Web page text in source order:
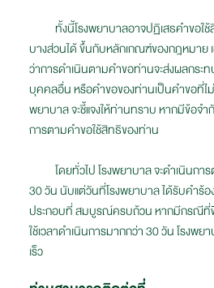
ทั้งนี้โรงพยาบาลอาจปฏิเสธคำขอใ
บางส่วนได้ ขึ้นกับหลักเกณฑ์ของกฎหมาย
ว่าการดำเนินตามคำขอท่านจะส่งผลกระ
บุคคลอื่น หรือคำขอของท่านเป็นคำขอที่ไ
พยาบาล จะชี้แจงให้ท่านทราบ หากมีข้อจำ
การตามคำขอใช้สิทธิของท่าน
โดยทั่วไป โรงพยาบาล จะดำเนินกา
30 วัน นับแต่วันที่โรงพยาบาล ได้รับคำร้
ประกอบที่ สมบูรณ์ครบถ้วน หากมีกรณีที่
ใช้เวลาดำเนินการมากกว่า 30 วัน โรงพย
เร็ว